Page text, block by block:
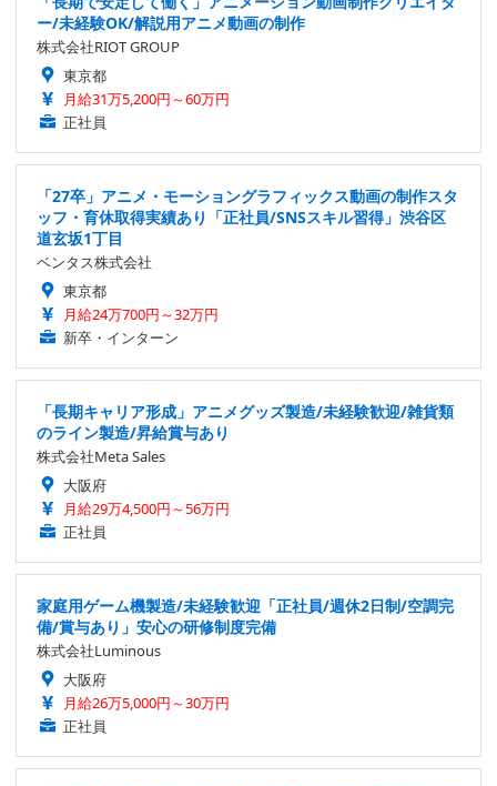
ー/未経験OK/解説用アニメ動画の制作
株式会社RIOT GROUP
東京都
月給31万5,200円～60万円
正社員
「27卒」アニメ・モーショングラフィックス動画の制作スタ
ッフ・育休取得実績あり「正社員/SNSスキル習得」渋谷区
道玄坂1丁目
ベンタス株式会社
東京都
月給24万700円～32万円
新卒・インターン
「長期キャリア形成」アニメグッズ製造/未経験歓迎/雑貨類
のライン製造/昇給賞与あり
株式会社Meta Sales
大阪府
月給29万4,500円～56万円
正社員
家庭用ゲーム機製造/未経験歓迎「正社員/週休2日制/空調完
備/賞与あり」安心の研修制度完備
株式会社Luminous
大阪府
月給26万5,000円～30万円
正社員